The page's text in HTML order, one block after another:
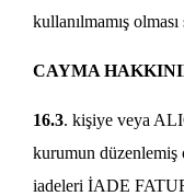
kullanılmamış olması
CAYMA
16.3. kişiye veya
kurumun düzenlemiş
iadeleri İADE